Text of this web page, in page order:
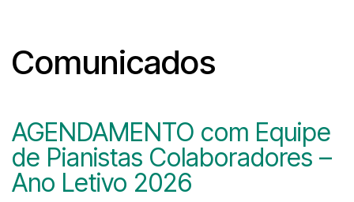
Comunicados
AGENDAMENTO com Equipe
de Pianistas Colaboradores –
Ano Letivo 2026